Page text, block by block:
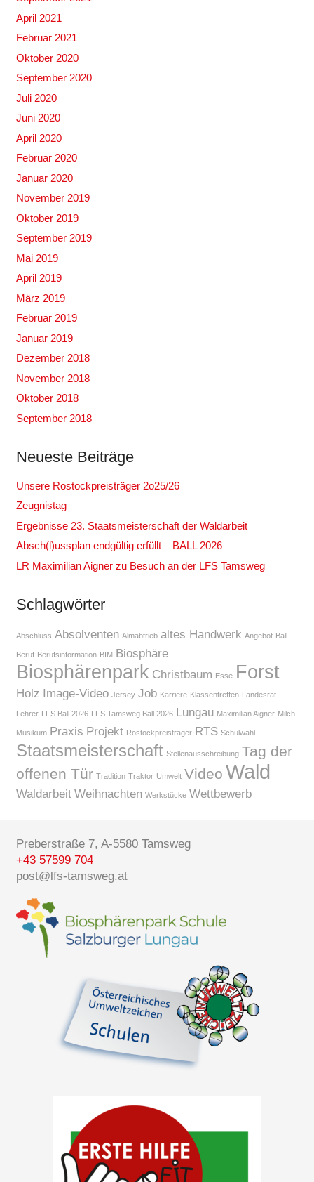
April 2021
Februar 2021
Oktober 2020
September 2020
Juli 2020
Juni 2020
April 2020
Februar 2020
Januar 2020
November 2019
Oktober 2019
September 2019
Mai 2019
April 2019
März 2019
Februar 2019
Januar 2019
Dezember 2018
November 2018
Oktober 2018
September 2018
Neueste Beiträge
Unsere Rostockpreisträger 2o25/26
Zeugnistag
Ergebnisse 23. Staatsmeisterschaft der Waldarbeit
Absch(l)ussplan endgültig erfüllt – BALL 2026
LR Maximilian Aigner zu Besuch an der LFS Tamsweg
Schlagwörter
Abschluss Absolventen Almabtrieb altes Handwerk Angebot Ball
Beruf Berufsinformation BIM Biosphäre
Biosphärenpark Christbaum Esse Forst
Holz Image-Video Jersey Job Karriere Klassentreffen Landesrat
Lehrer LFS Ball 2026 LFS Tamsweg Ball 2026 Lungau Maximilian Aigner Milch
Musikum Praxis Projekt Rostockpreisträger RTS Schulwahl
Staatsmeisterschaft Stellenausschreibung Tag der
offenen Tür Tradition Traktor Umwelt Video Wald
Waldarbeit Weihnachten Werkstücke Wettbewerb
Preberstraße 7, A-5580 Tamsweg
+43 57599 704
post@lfs-tamsweg.at